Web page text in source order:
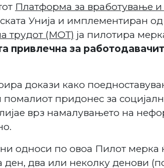
Платформа за вработување и
Унија и имплементиран од
трудот (МОТ) ја пилотира
привлечна за
докази како
придонес за
врз намалувањето на
односи по овоа Пилот мерка
два или неколку денови